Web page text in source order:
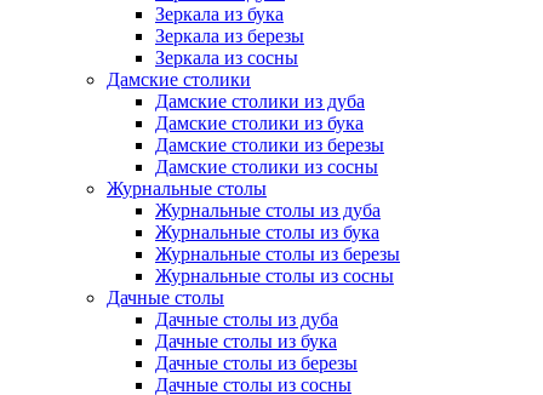
Зеркала из бука
Зеркала из березы
Зеркала из сосны
Дамские столики
Дамские столики из дуба
Дамские столики из бука
Дамские столики из березы
Дамские столики из сосны
Журнальные столы
Журнальные столы из дуба
Журнальные столы из бука
Журнальные столы из березы
Журнальные столы из сосны
Дачные столы
Дачные столы из дуба
Дачные столы из бука
Дачные столы из березы
Дачные столы из сосны